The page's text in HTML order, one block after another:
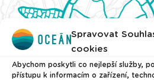
Spravovat
cookies
Abychom poskytli co nejlepší služby,
přístupu k informacím o zařízení,